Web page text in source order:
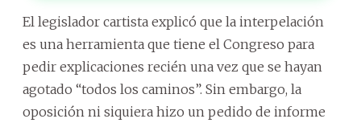
El legislador cartista explicó que la interpelación
es una herramienta que tiene el Congreso para
pedir explicaciones recién una vez que se hayan
agotado “todos los caminos”. Sin embargo, la
oposición ni siquiera hizo un pedido de informe